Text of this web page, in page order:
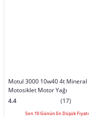
Motul 3000 10w40 4t Mineral
Motosiklet Motor Yağı
4.4
(17)
Son 10 Günün En Düşük Fiyatı